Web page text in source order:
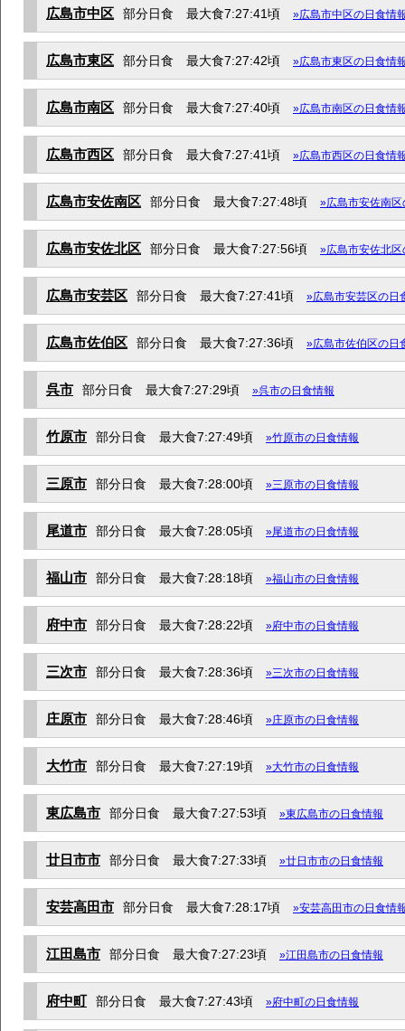
広島市中区 部分日食 最大食7:27:41頃 »広島市中区の日食情
広島市東区 部分日食 最大食7:27:42頃 »広島市東区の日食情
広島市南区 部分日食 最大食7:27:40頃 »広島市南区の日食情
広島市西区 部分日食 最大食7:27:41頃 »広島市西区の日食情
広島市安佐南区 部分日食 最大食7:27:48頃 »広島市安佐南
広島市安佐北区 部分日食 最大食7:27:56頃 »広島市安佐北
広島市安芸区 部分日食 最大食7:27:41頃 »広島市安芸区の日
広島市佐伯区 部分日食 最大食7:27:36頃 »広島市佐伯区の日
呉市 部分日食 最大食7:27:29頃 »呉市の日食情報
竹原市 部分日食 最大食7:27:49頃 »竹原市の日食情報
三原市 部分日食 最大食7:28:00頃 »三原市の日食情報
尾道市 部分日食 最大食7:28:05頃 »尾道市の日食情報
福山市 部分日食 最大食7:28:18頃 »福山市の日食情報
府中市 部分日食 最大食7:28:22頃 »府中市の日食情報
三次市 部分日食 最大食7:28:36頃 »三次市の日食情報
庄原市 部分日食 最大食7:28:46頃 »庄原市の日食情報
大竹市 部分日食 最大食7:27:19頃 »大竹市の日食情報
東広島市 部分日食 最大食7:27:53頃 »東広島市の日食情報
廿日市市 部分日食 最大食7:27:33頃 »廿日市市の日食情報
安芸高田市 部分日食 最大食7:28:17頃 »安芸高田市の日食情
江田島市 部分日食 最大食7:27:23頃 »江田島市の日食情報
府中町 部分日食 最大食7:27:43頃 »府中町の日食情報